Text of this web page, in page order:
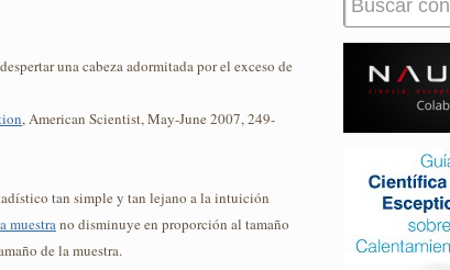
una cabeza adormitada por el exceso de
, American Scientist, May-June 2007, 249-
tan simple y tan lejano a la intuición
muestrano disminuye en proporción al tamaño
de la muestra.